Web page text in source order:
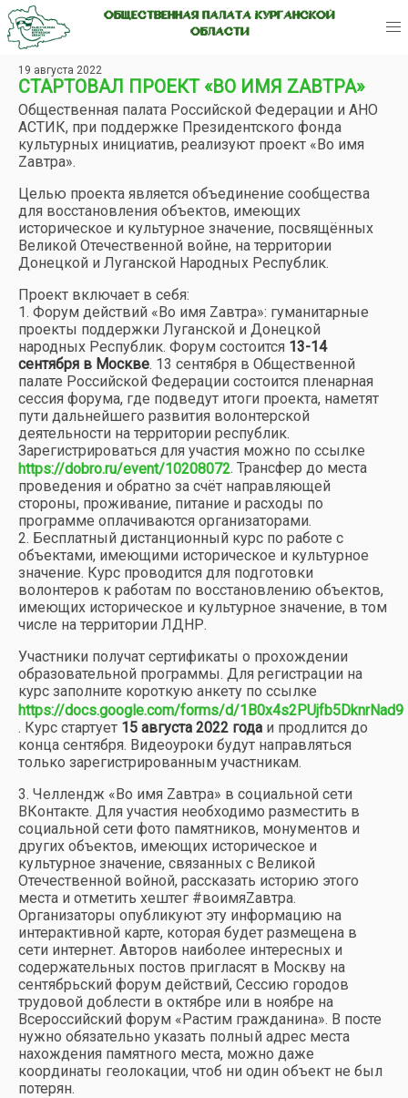
ОБЩЕСТВЕННАЯ ПАЛАТА КУРГАНСКОЙ
ОБЛАСТИ
19 августа 2022
СТАРТОВАЛ ПРОЕКТ «ВО ИМЯ ZАВТРА»
Общественная палата Российской Федерации и АНО
АСТИК, при поддержке Президентского фонда
культурных инициатив, реализуют проект «Во имя
Zавтра».
Целью проекта является объединение сообщества
для восстановления объектов, имеющих
историческое и культурное значение, посвящённых
Великой Отечественной войне, на территории
Донецкой и Луганской Народных Республик.
Проект включает в себя:
1. Форум действий «Во имя Zавтра»: гуманитарные
проекты поддержки Луганской и Донецкой
народных Республик. Форум состоится 13-14
сентября в Москве. 13 сентября в Общественной
палате Российской Федерации состоится пленарная
сессия форума, где подведут итоги проекта, наметят
пути дальнейшего развития волонтерской
деятельности на территории республик.
Зарегистрироваться для участия можно по ссылке
https://dobro.ru/event/10208072. Трансфер до места
проведения и обратно за счёт направляющей
стороны, проживание, питание и расходы по
программе оплачиваются организаторами.
2. Бесплатный дистанционный курс по работе с
объектами, имеющими историческое и культурное
значение. Курс проводится для подготовки
волонтеров к работам по восстановлению объектов,
имеющих историческое и культурное значение, в том
числе на территории ЛДНР.
Участники получат сертификаты о прохождении
образовательной программы. Для регистрации на
курс заполните короткую анкету по ссылке
https://docs.google.com/forms/d/1B0x4s2PUjfb5DknrNad9
. Курс стартует 15 августа 2022 года и продлится до
конца сентября. Видеоуроки будут направляться
только зарегистрированным участникам.
3. Челлендж «Во имя Zавтра» в социальной сети
ВКонтакте. Для участия необходимо разместить в
социальной сети фото памятников, монументов и
других объектов, имеющих историческое и
культурное значение, связанных с Великой
Отечественной войной, рассказать историю этого
места и отметить хештег #воимяZавтра.
Организаторы опубликуют эту информацию на
интерактивной карте, которая будет размещена в
сети интернет. Авторов наиболее интересных и
содержательных постов пригласят в Москву на
сентябрьский форум действий, Сессию городов
трудовой доблести в октябре или в ноябре на
Всероссийский форум «Растим гражданина». В посте
нужно обязательно указать полный адрес места
нахождения памятного места, можно даже
координаты геолокации, чтоб ни один объект не был
потерян.